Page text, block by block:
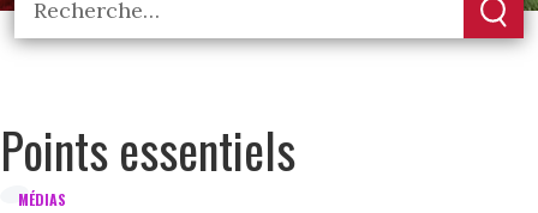
Points essentiels
MÉDIAS